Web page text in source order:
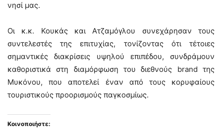
νησί μας.
Οι κ.κ. Κουκάς και Ατζαμόγλου συνεχάρησαν τους
συντελεστές της επιτυχίας, τονίζοντας ότι τέτοιες
σημαντικές διακρίσεις υψηλού επιπέδου, συνδράμουν
καθοριστικά στη διαμόρφωση του διεθνούς brand της
Μυκόνου, που αποτελεί έναν από τους κορυφαίους
τουριστικούς προορισμούς παγκοσμίως.
Κοινοποιήστε: